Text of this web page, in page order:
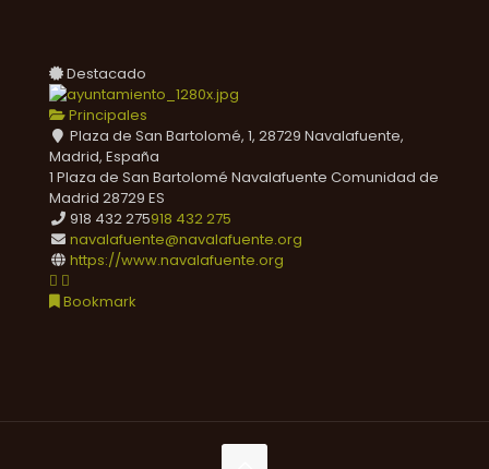
Destacado
Principales
Plaza de San Bartolomé, 1, 28729 Navalafuente,
Madrid, España
1 Plaza de San Bartolomé Navalafuente Comunidad de
Madrid 28729 ES
918 432 275918 432 275
navalafuente@navalafuente.org
https://www.navalafuente.org
Bookmark